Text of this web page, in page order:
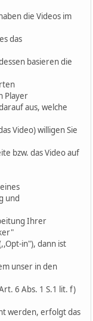
die Videos im
das
basieren die
Player
aus, welche
Video) willigen Sie
bzw. das Video auf
und
Ihrer
in"), dann ist
unser in den
6 Abs. 1 S.1 lit. f)
werden, erfolgt das